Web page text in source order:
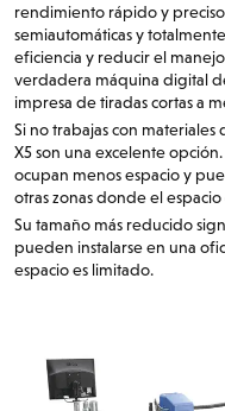
rendimiento rápido y
semiautomáticas y
eficiencia y reducir el
verdadera máquina digital
impresa de tiradas cortas a
Si no trabajas con
X5 son una excelente
ocupan menos espacio y
otras zonas donde el
Su tamaño más reducido
pueden instalarse en una
espacio es limitado.